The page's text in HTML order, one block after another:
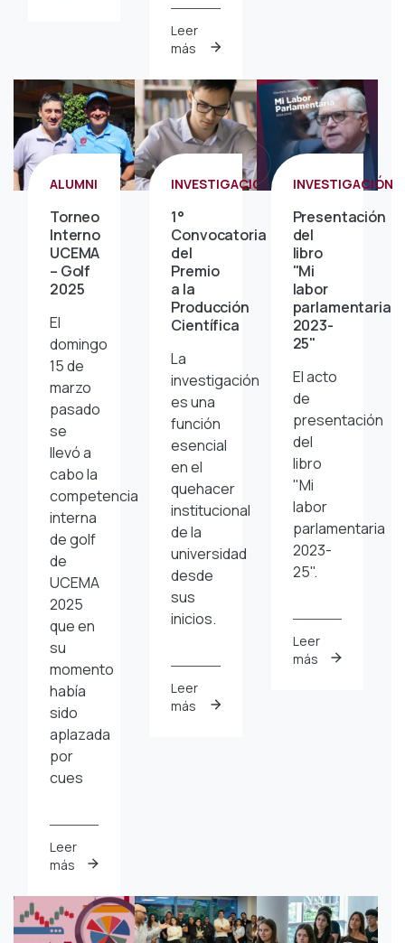
Leer
más
ALUMNI
Torneo
Interno
UCEMA
– Golf
2025
El
domingo
15 de
marzo
pasado
se
llevó a
cabo la
competencia
interna
de golf
de
UCEMA
2025
que en
su
momento
había
sido
aplazada
por
cues
Leer
más
INVESTIGACIÓN
1°
Convocatoria
del
Premio
a la
Producción
Científica
La
investigación
es una
función
esencial
en el
quehacer
institucional
de la
universidad
desde
sus
inicios.
Leer
más
INVESTIGACIÓN
Presentación
del
libro
"Mi
labor
parlamentaria
2023-
25"
El acto
de
presentación
del
libro
"Mi
labor
parlamentaria
2023-
25".
Leer
más